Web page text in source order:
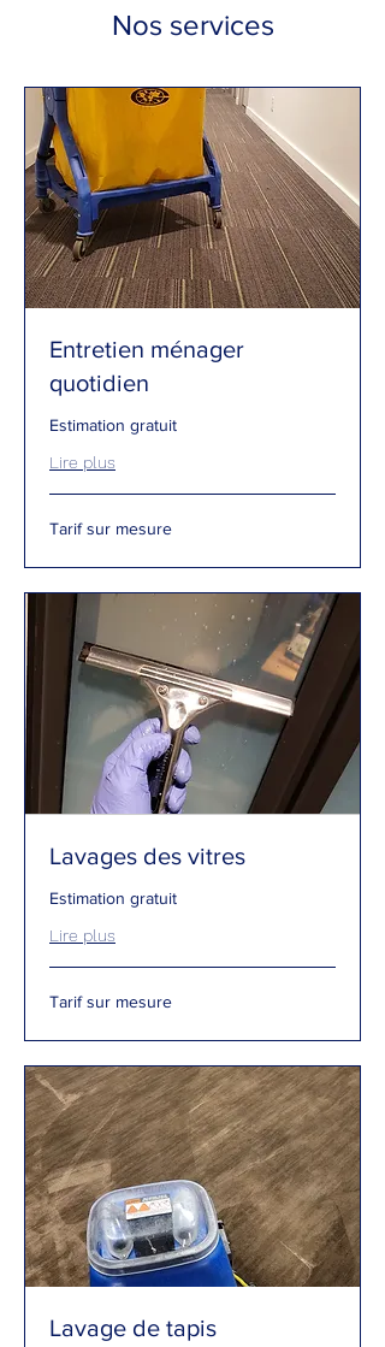
Nos services
Entretien ménager
quotidien
Estimation gratuit
Lire plus
Tarif
sur
Tarif sur mesure
Lavages des vitres
Estimation gratuit
Lire plus
Tarif
sur
Tarif sur mesure
Lavage de tapis